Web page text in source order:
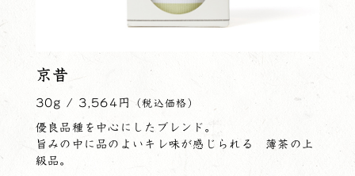
京昔
30g / 3,564円 （税込価格）
優良品種を中心にしたブレンド。
旨みの中に品のよいキレ味が感じられる 薄茶の上
級品。